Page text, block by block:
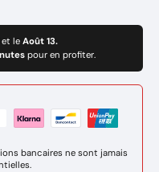
- du poste de soudure)
et le Août 13.
pour en profiter.
bancaires ne sont jamais